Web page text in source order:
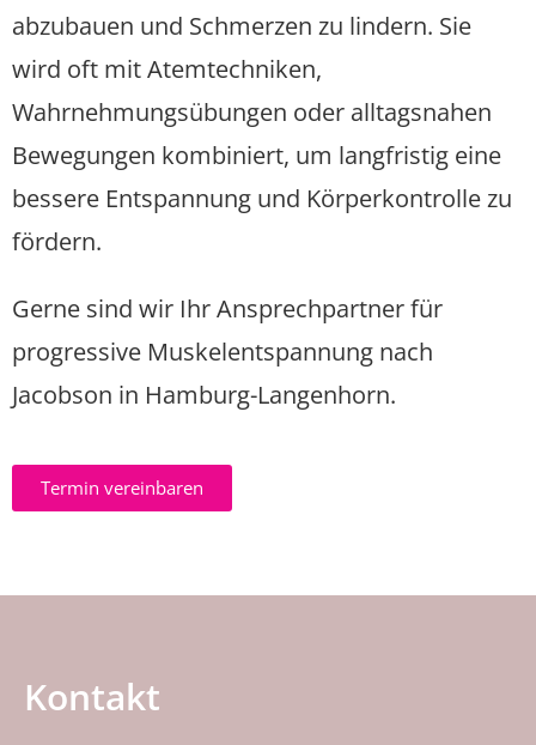
abzubauen und Schmerzen zu lindern. Sie
wird oft mit Atemtechniken,
Wahrnehmungsübungen oder alltagsnahen
Bewegungen kombiniert, um langfristig eine
bessere Entspannung und Körperkontrolle zu
fördern.
Gerne sind wir Ihr Ansprechpartner für
progressive Muskelentspannung nach
Jacobson in Hamburg-Langenhorn.
Termin vereinbaren
Kontakt